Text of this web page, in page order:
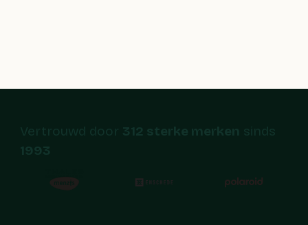
Vertrouwd door 312 sterke merken
sinds
1993